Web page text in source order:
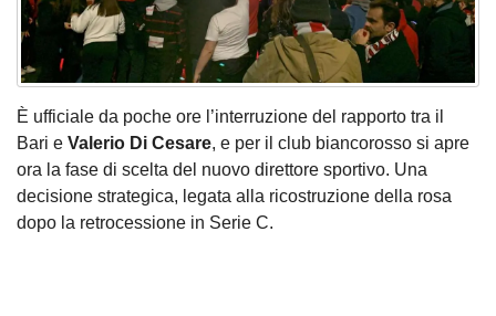
È ufficiale da poche ore l’interruzione del rapporto tra il
Bari e Valerio Di Cesare, e per il club biancorosso si apre
ora la fase di scelta del nuovo direttore sportivo. Una
decisione strategica, legata alla ricostruzione della rosa
dopo la retrocessione in Serie C.